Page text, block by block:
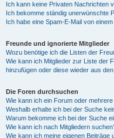
Ich kann keine Privaten Nachrichten
Ich bekomme ständig unerwünschte
Ich habe eine Spam-E-Mail von
Freunde und ignorierte Mitglieder
Wozu benötige ich die Listen der
Wie kann ich Mitglieder zur Liste der
hinzufügen oder diese wieder aus
Die Foren durchsuchen
Wie kann ich ein Forum oder
Weshalb erhalte ich bei der Suche
Warum bekomme ich bei der Suche
Wie kann ich nach Mitgliedern
Wie kann ich meine eigenen Beiträge